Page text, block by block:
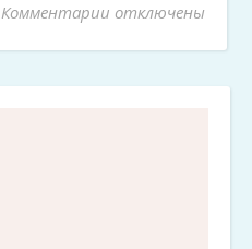
Комментарии к записи «Её
отключены